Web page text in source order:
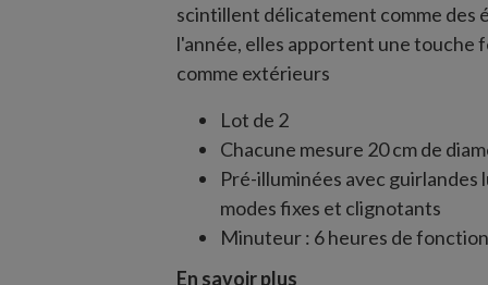
scintillent délicatement comme
l'année, elles apportent une
comme extérieurs
Lot de 2
Chacune mesure 20 cm de
Pré-illuminées avec
modes fixes et clignotants
Minuteur : 6 heures de
Livrées avec un cordon
En savoir plus